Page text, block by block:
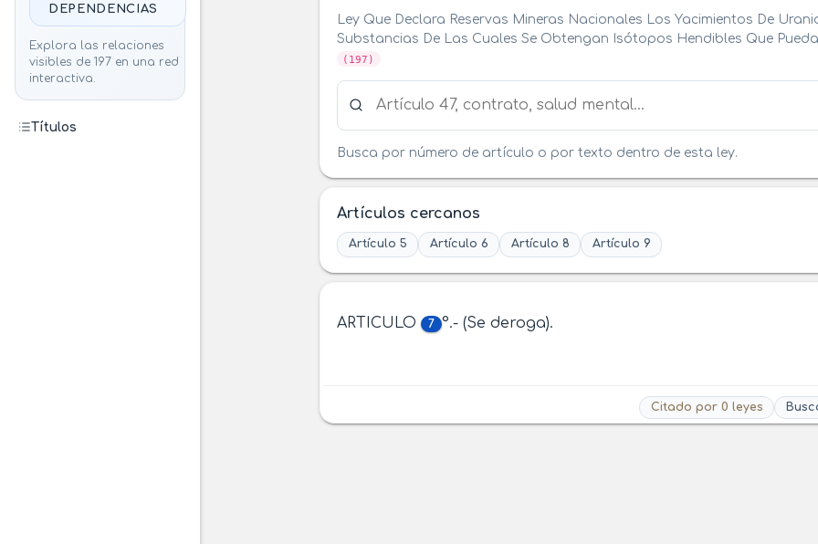
DEPENDENCIAS
Explora las relaciones
visibles de 197 en una red
interactiva.
Títulos
Ley Que Declara Reservas Mineras Nacionales Los Yacimientos De
Substancias De Las Cuales Se Obtengan Isótopos Hendibles Que
(197)
Buscar artículo o término en esta ley
Busca por número de artículo o por texto dentro de esta ley.
Artículos cercanos
Artículo 5 Artículo 6 Artículo 8 Artículo 9
ARTICULO 7 °.- (Se deroga).
Citado por 0 leyes